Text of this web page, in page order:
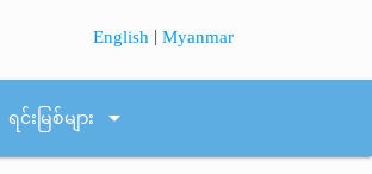
English |Myanmar
ရင်းမြစ်များ arrow_drop_down